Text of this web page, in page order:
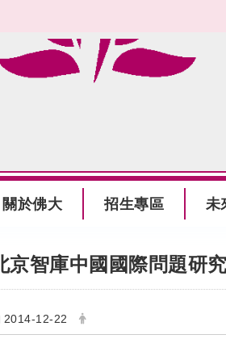
到主要內容
關於佛大 招生專區 未
京智庫中國國際問題研
2014-12-22